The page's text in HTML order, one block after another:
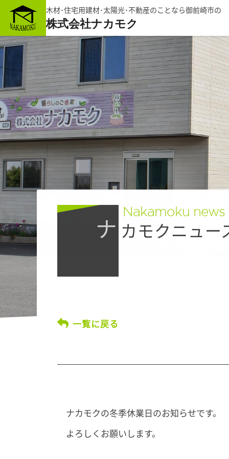
木材･住宅用建材･太陽光･不動産のことなら御前崎市の
株式会社ナカモク
Nakamoku news
ナ カモクニュー
一覧に戻る
ナカモクの冬季休業日のお知らせです。
よろしくお願いします。